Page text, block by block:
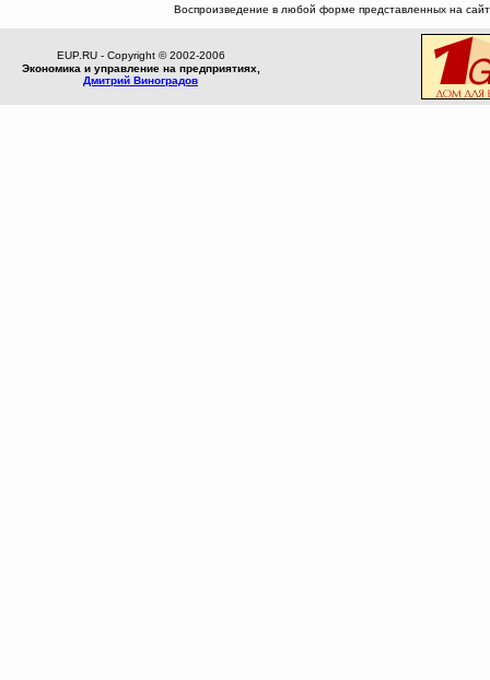
Воспроизведение в любой форме представленных на
EUP.RU - Copyright © 2002-2006
Экономика и управление на предприятиях,
Дмитрий Виноградов